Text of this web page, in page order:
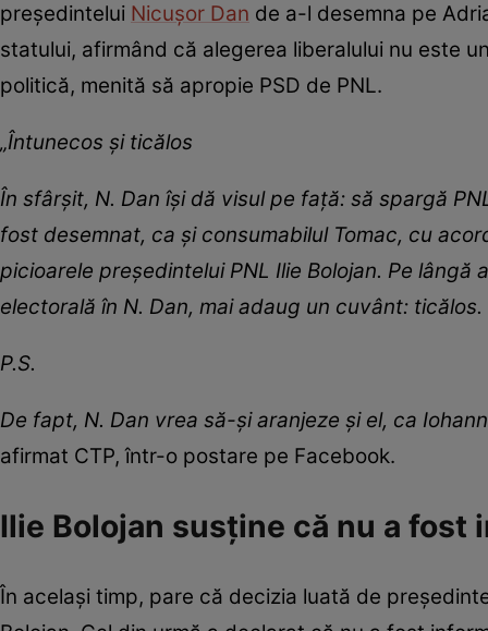
președintelui Nicușor Dan de a-l desemna pe
statului, afirmând că alegerea liberalului nu este
politică, menită să apropie PSD de PNL.
„Întunecos și ticălos
În sfârșit, N. Dan își dă visul pe față: să spargă
fost desemnat, ca și consumabilul Tomac, cu
picioarele președintelui PNL Ilie Bolojan. Pe
electorală în N. Dan, mai adaug un cuvânt: ticălos.
P.S.
De fapt, N. Dan vrea să-și aranjeze și el, ca
afirmat CTP, într-o postare pe Facebook.
Ilie Bolojan susține că nu a
În același timp, pare că decizia luată de